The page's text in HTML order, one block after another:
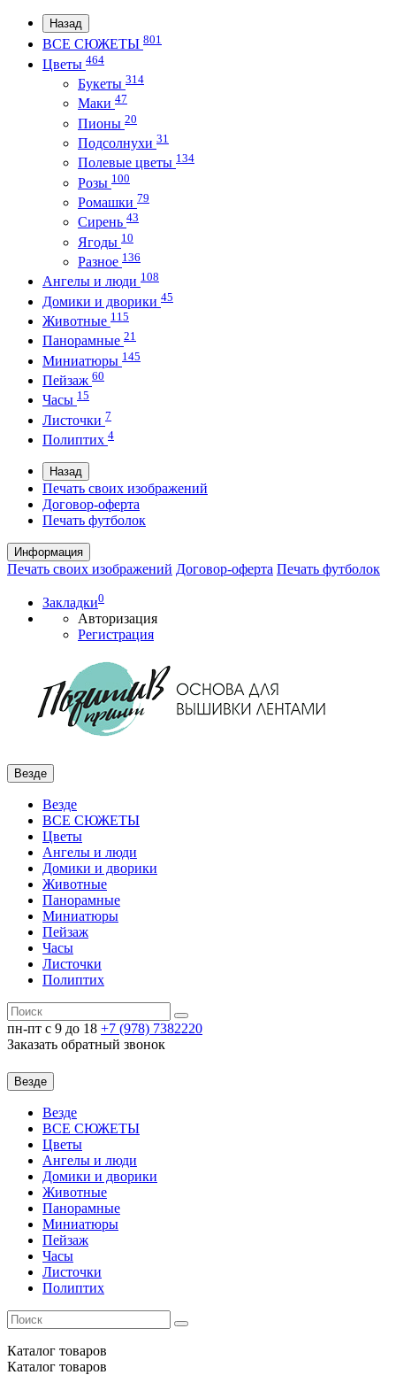
Назад
ВСЕ СЮЖЕТЫ 801
Цветы 464
Букеты 314
Маки 47
Пионы 20
Подсолнухи 31
Полевые цветы 134
Розы 100
Ромашки 79
Сирень 43
Ягоды 10
Разное 136
Ангелы и люди 108
Домики и дворики 45
Животные 115
Панорамные 21
Миниатюры 145
Пейзаж 60
Часы 15
Листочки 7
Полиптих 4
Назад
Печать своих изображений
Договор-оферта
Печать футболок
Информация
Печать своих изображений Договор-оферта Печать футболок
Закладки0
Авторизация
Регистрация
Везде
Везде
ВСЕ СЮЖЕТЫ
Цветы
Ангелы и люди
Домики и дворики
Животные
Панорамные
Миниатюры
Пейзаж
Часы
Листочки
Полиптих
пн-пт c 9 до 18 +7 (978) 7382220
Заказать обратный звонок
Везде
Везде
ВСЕ СЮЖЕТЫ
Цветы
Ангелы и люди
Домики и дворики
Животные
Панорамные
Миниатюры
Пейзаж
Часы
Листочки
Полиптих
Каталог товаров
Каталог товаров